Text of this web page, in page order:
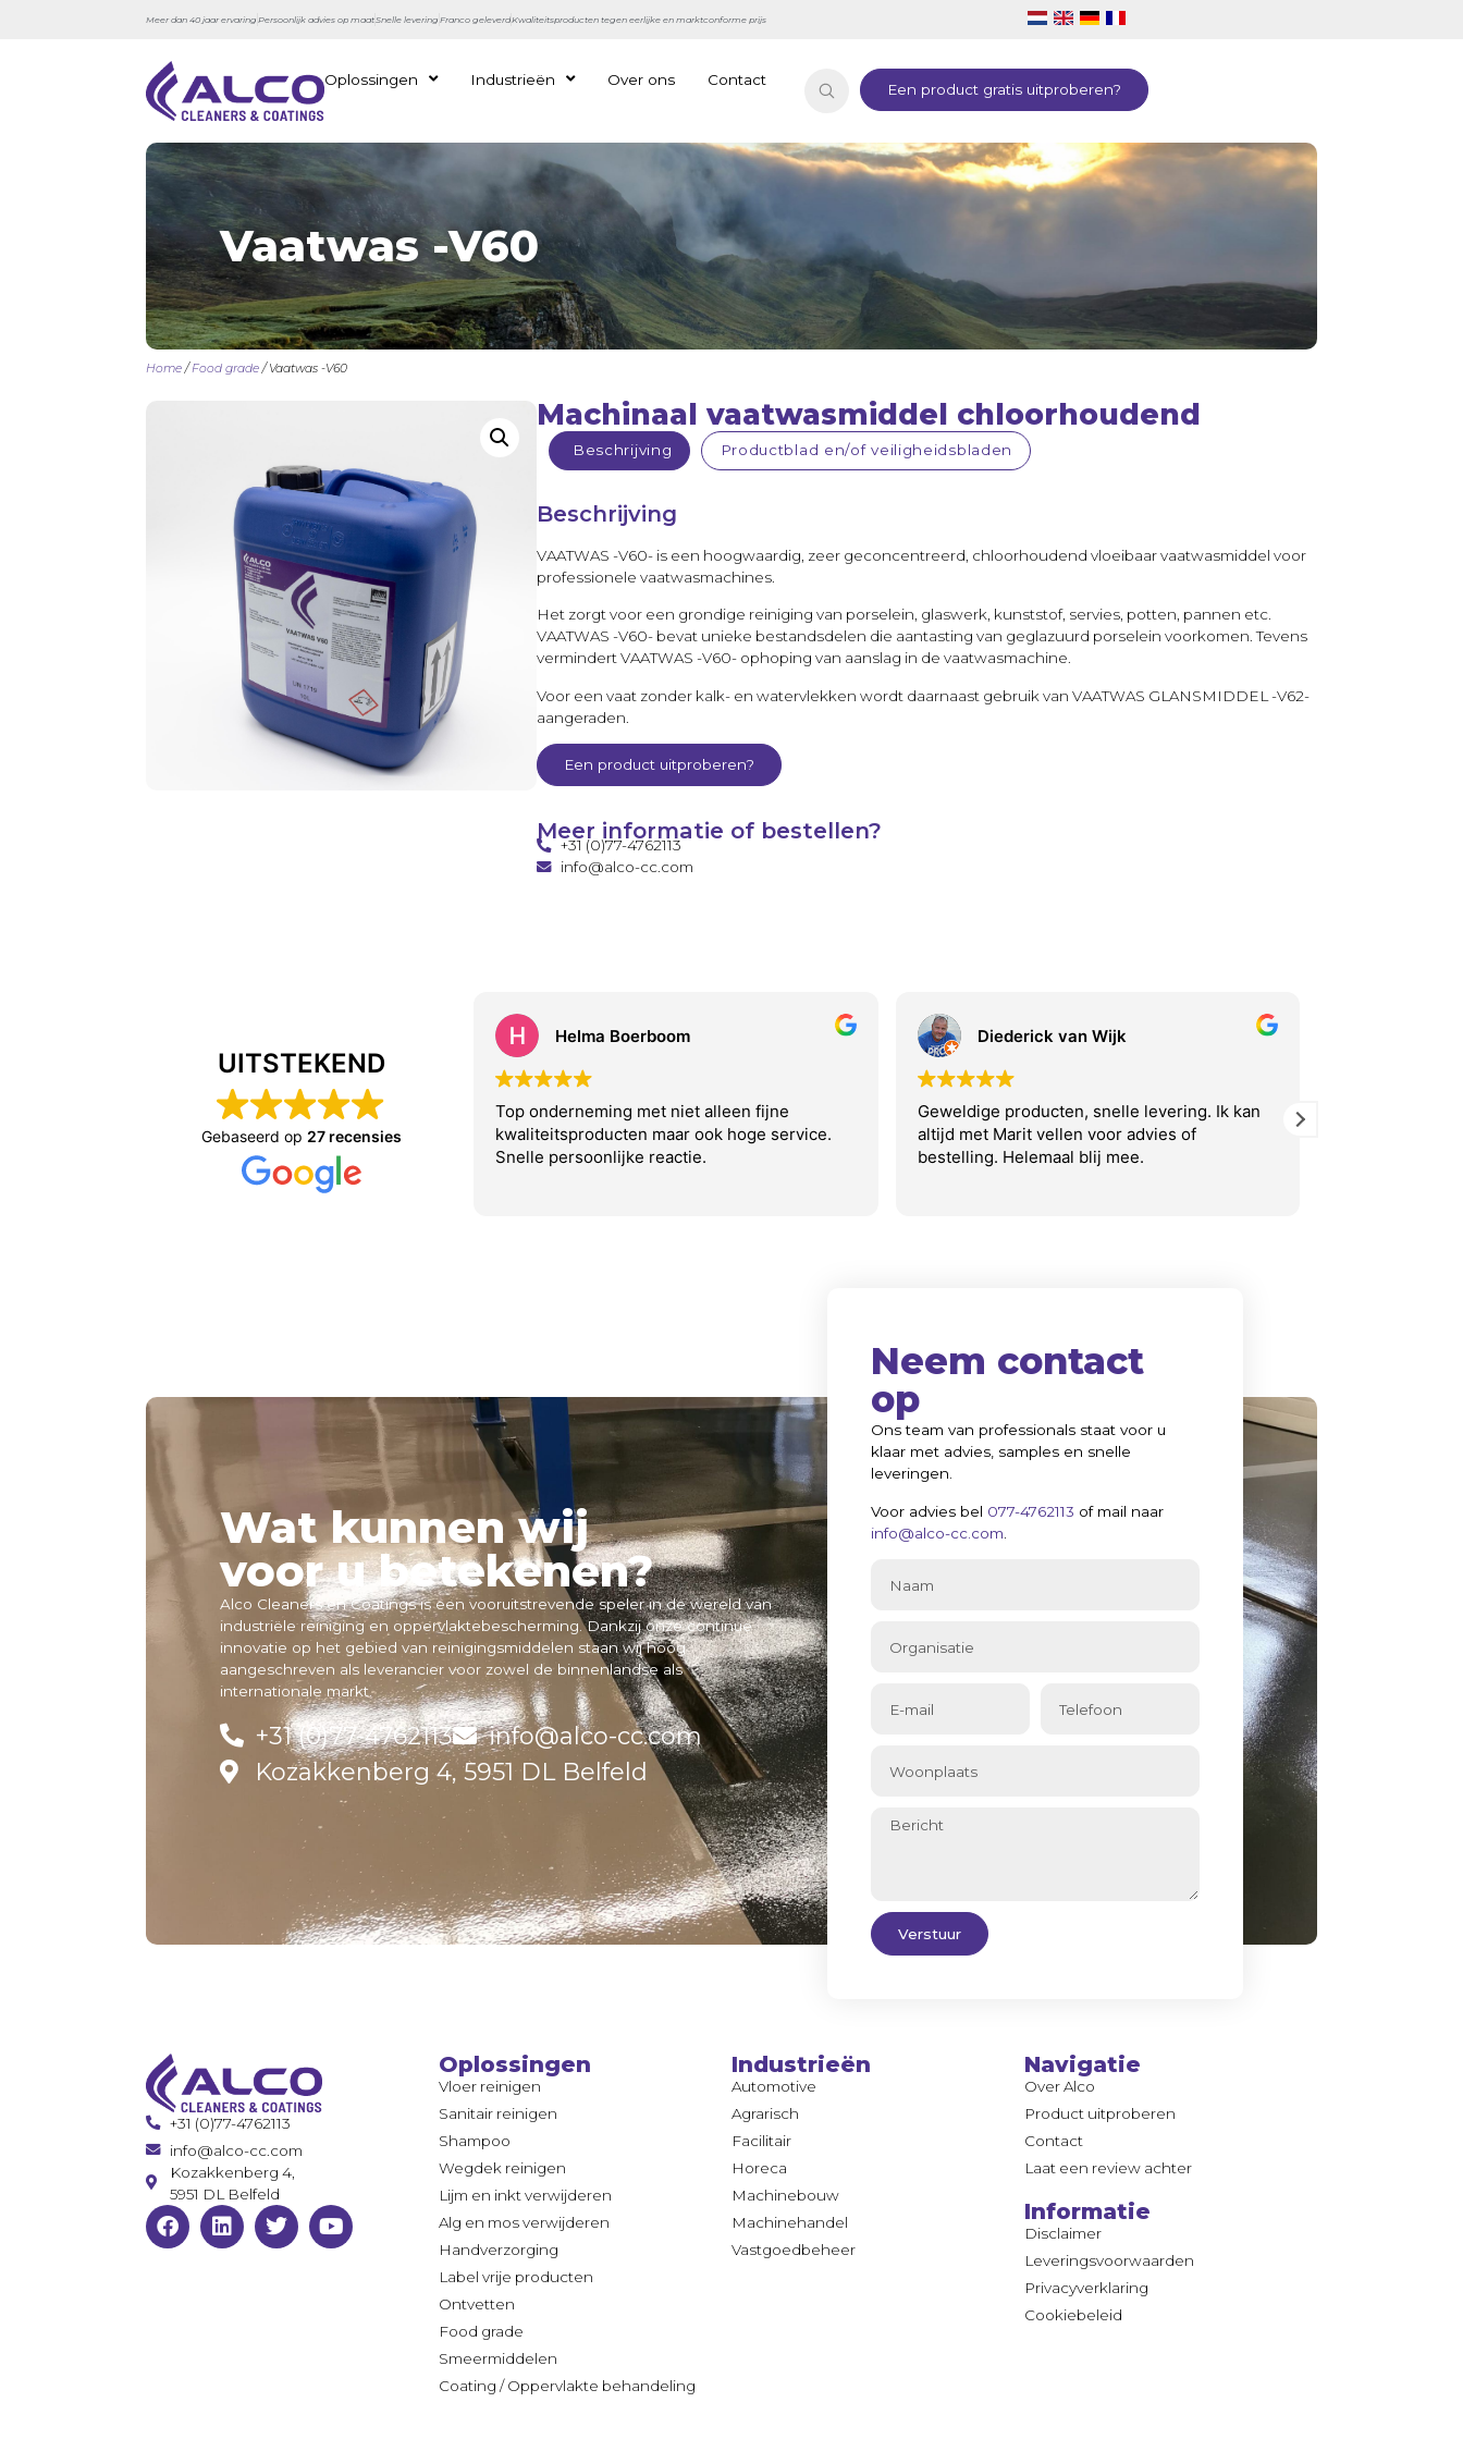
Meer dan 40 jaar ervaring Persoonlijk advies op maatSnelle levering Franco geleverdKwaliteitsproducten tegen eerlijke en marktconforme prijs
Oplossingen Industrieën Over ons Contact
Een product gratis uitproberen?
Vaatwas -V60
Home/Food grade/ Vaatwas -V60
Machinaal vaatwasmiddel chloorhoudend
Beschrijving Productblad en/of veiligheidsbladen
Beschrijving
VAATWAS -V60- is een hoogwaardig, zeer geconcentreerd, chloorhoudend vloeibaar vaatwasmiddel voor
professionele vaatwasmachines.
Het zorgt voor een grondige reiniging van porselein, glaswerk, kunststof, servies, potten, pannen etc.
VAATWAS -V60- bevat unieke bestandsdelen die aantasting van geglazuurd porselein voorkomen. Tevens
vermindert VAATWAS -V60- ophoping van aanslag in de vaatwasmachine.
Voor een vaat zonder kalk- en watervlekken wordt daarnaast gebruik van VAATWAS GLANSMIDDEL -V62-
aangeraden.
Een product uitproberen?
Meer informatie of bestellen?
+31 (0)77-4762113
info@alco-cc.com
UITSTEKEND
Gebaseerd op 27 recensies
Helma Boerboom
Top onderneming met niet alleen fijne
kwaliteitsproducten maar ook hoge service.
Snelle persoonlijke reactie.
Diederick van Wijk
Geweldige producten, snelle levering. Ik kan
altijd met Marit vellen voor advies of
bestelling. Helemaal blij mee.
Wat kunnen wij
voor u betekenen?
Alco Cleaners en Coatings is een vooruitstrevende speler in de wereld van
industriële reiniging en oppervlaktebescherming. Dankzij onze continue
innovatie op het gebied van reinigingsmiddelen staan wij hoog
aangeschreven als leverancier voor zowel de binnenlandse als
internationale markt.
+31 (0)77-4762113
info@alco-cc.com
Kozakkenberg 4, 5951 DL Belfeld
Neem contact
op
Ons team van professionals staat voor u
klaar met advies, samples en snelle
leveringen.
Voor advies bel 077-4762113 of mail naar
info@alco-cc.com
Verstuur
+31 (0)77-4762113
info@alco-cc.com
Kozakkenberg 4,
5951 DL Belfeld
Oplossingen
Vloer reinigen
Sanitair reinigen
Shampoo
Wegdek reinigen
Lijm en inkt verwijderen
Alg en mos verwijderen
Handverzorging
Label vrije producten
Ontvetten
Food grade
Smeermiddelen
Coating / Oppervlakte behandeling
Industrieën
Automotive
Agrarisch
Facilitair
Horeca
Machinebouw
Machinehandel
Vastgoedbeheer
Navigatie
Over Alco
Product uitproberen
Contact
Laat een review achter
Informatie
Disclaimer
Leveringsvoorwaarden
Privacyverklaring
Cookiebeleid